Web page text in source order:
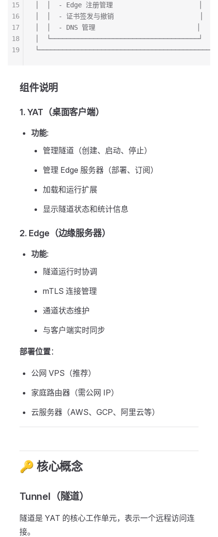
│  │  - Edge 注册管理                      │
│  │  - 证书签发与撤销                      │
│  │  - DNS 管理                          │
│
15
16
17
18
19
组件说明
1. YAT（桌面客户端）
功能:
管理隧道（创建、启动、停止）
管理 Edge 服务器（部署、订阅）
加载和运行扩展
显示隧道状态和统计信息
2. Edge（边缘服务器）
功能:
隧道运行时协调
mTLS 连接管理
通道状态维护
与客户端实时同步
部署位置：
公网 VPS（推荐）
家庭路由器（需公网 IP）
云服务器（AWS、GCP、阿里云等）
🔑 核心概念
Tunnel（隧道）
隧道是 YAT 的核心工作单元，表示一个远程访问连
接。